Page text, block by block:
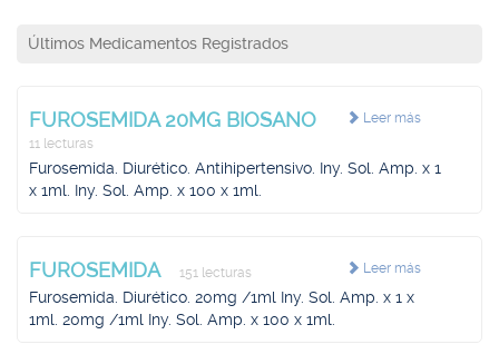
Últimos Medicamentos Registrados
Leer más
FUROSEMIDA 20MG BIOSANO
11 lecturas
Furosemida. Diurético. Antihipertensivo. Iny. Sol. Amp. x 1
x 1ml. Iny. Sol. Amp. x 100 x 1ml.
Leer más
FUROSEMIDA 151 lecturas
Furosemida. Diurético. 20mg /1ml Iny. Sol. Amp. x 1 x
1ml. 20mg /1ml Iny. Sol. Amp. x 100 x 1ml.